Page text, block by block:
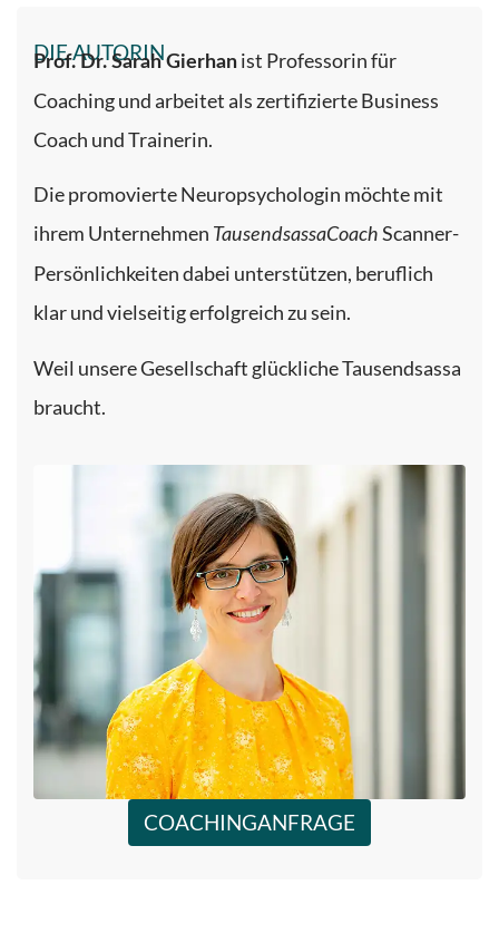
DIE AUTORIN
Prof. Dr. Sarah Gierhan ist Professorin für
Coaching und arbeitet als zertifizierte Business
Coach und Trainerin.
Die promovierte Neuropsychologin möchte mit
ihrem Unternehmen TausendsassaCoach Scanner-
Persönlichkeiten dabei unterstützen, beruflich
klar und vielseitig erfolgreich zu sein.
Weil unsere Gesellschaft glückliche Tausendsassa
braucht.
COACHINGANFRAGE